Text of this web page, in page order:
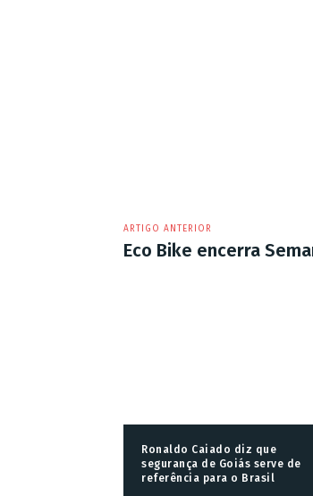
ARTIGO ANTERIOR
Eco Bike encerra
Ronaldo Caiado diz que
segurança de Goiás serve de
referência para o Brasil